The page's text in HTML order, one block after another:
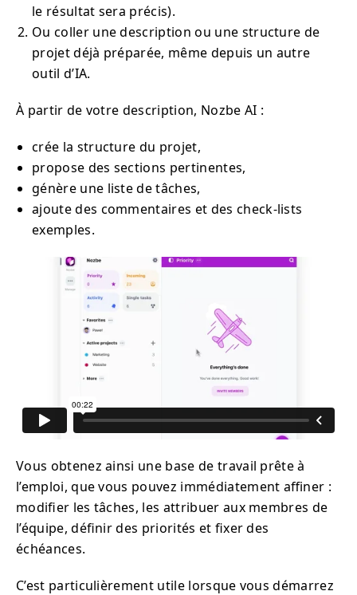
le résultat sera précis).
Ou coller une description ou une structure de
projet déjà préparée, même depuis un autre
outil d’IA.
À partir de votre description, Nozbe AI :
crée la structure du projet,
propose des sections pertinentes,
génère une liste de tâches,
ajoute des commentaires et des check-lists
exemples.
Vous obtenez ainsi une base de travail prête à
l’emploi, que vous pouvez immédiatement affiner :
modifier les tâches, les attribuer aux membres de
l’équipe, définir des priorités et fixer des
échéances.
C’est particulièrement utile lorsque vous démarrez